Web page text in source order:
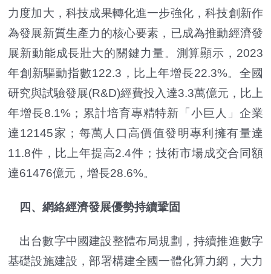
力度加大，科技成果轉化進一步強化，科技創新作
為發展新質生產力的核心要素，已成為推動經濟發
展新動能成長壯大的關鍵力量。測算顯示，2023
年創新驅動指數122.3，比上年增長22.3%。全國
研究與試驗發展(R&D)經費投入達3.3萬億元，比上
年增長8.1%；累計培育專精特新「小巨人」企業
達12145家；每萬人口高價值發明專利擁有量達
11.8件，比上年提高2.4件；技術市場成交合同額
達61476億元，增長28.6%。
四、網絡經濟發展優勢持續鞏固
出台數字中國建設整體布局規劃，持續推進數字
基礎設施建設，部署構建全國一體化算力網，大力